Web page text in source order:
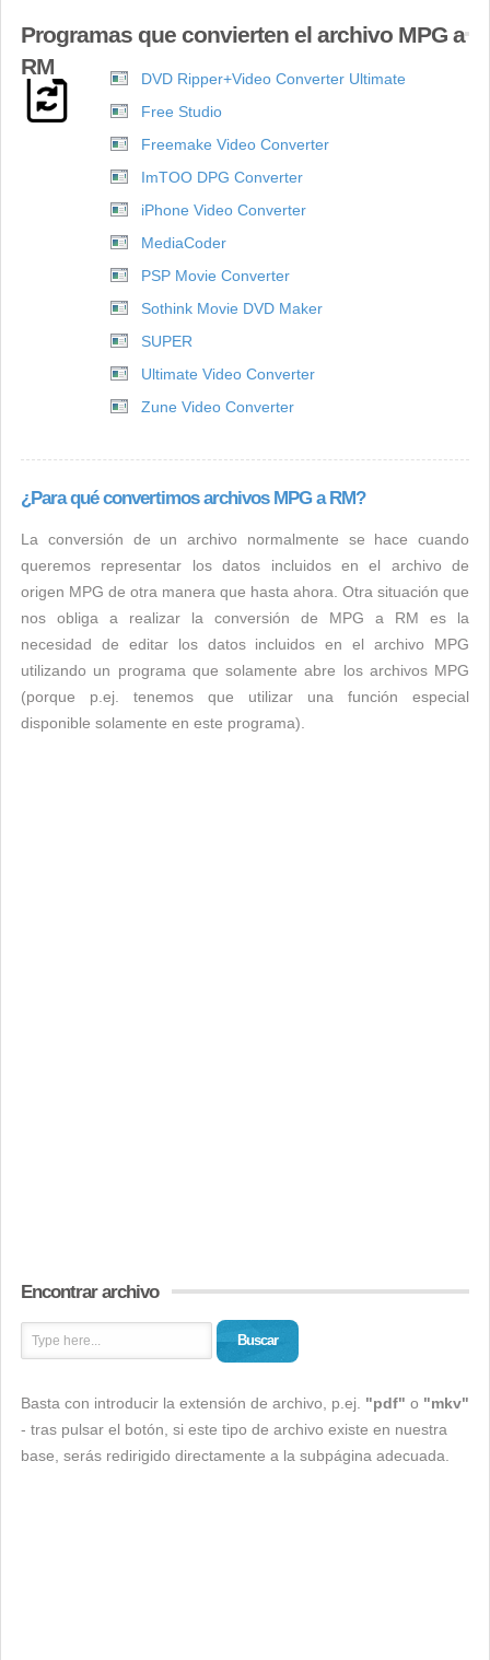
Programas que convierten el archivo MPG a
RM
DVD Ripper+Video Converter Ultimate
Free Studio
Freemake Video Converter
ImTOO DPG Converter
iPhone Video Converter
MediaCoder
PSP Movie Converter
Sothink Movie DVD Maker
SUPER
Ultimate Video Converter
Zune Video Converter
¿Para qué convertimos archivos MPG a RM?
La conversión de un archivo normalmente se hace cuando
queremos representar los datos incluidos en el archivo de
origen MPG de otra manera que hasta ahora. Otra situación que
nos obliga a realizar la conversión de MPG a RM es la
necesidad de editar los datos incluidos en el archivo MPG
utilizando un programa que solamente abre los archivos MPG
(porque p.ej. tenemos que utilizar una función especial
disponible solamente en este programa).
Encontrar archivo
Buscar
Basta con introducir la extensión de archivo, p.ej. "pdf" o "mkv"
- tras pulsar el botón, si este tipo de archivo existe en nuestra
base, serás redirigido directamente a la subpágina adecuada.